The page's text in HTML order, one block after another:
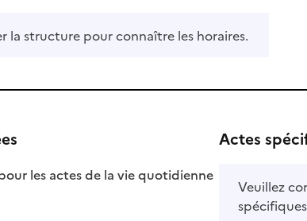
la structure pour connaître les horaires.
les actes de la vie quotidienne
Actes
Veuillez